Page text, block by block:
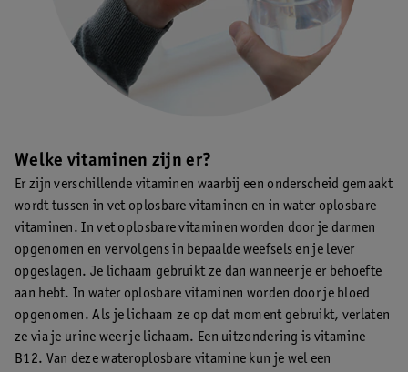
Welke vitaminen zijn er?
Er zijn verschillende vitaminen waarbij een onderscheid gemaakt
wordt tussen in vet oplosbare vitaminen en in water oplosbare
vitaminen. In vet oplosbare vitaminen worden door je darmen
opgenomen en vervolgens in bepaalde weefsels en je lever
opgeslagen. Je lichaam gebruikt ze dan wanneer je er behoefte
aan hebt. In water oplosbare vitaminen worden door je bloed
opgenomen. Als je lichaam ze op dat moment gebruikt, verlaten
ze via je urine weer je lichaam. Een uitzondering is vitamine
B12. Van deze wateroplosbare vitamine kun je wel een